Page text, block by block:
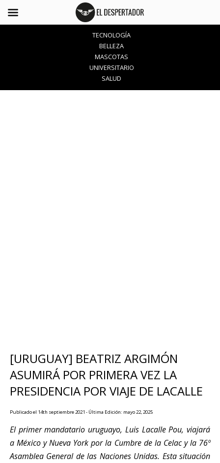
TECNOLOGÍA
BELLEZA
MASCOTAS
UNIVERSITARIO
SALUD
[URUGUAY] BEATRIZ ARGIMÓN
ASUMIRÁ POR PRIMERA VEZ LA
PRESIDENCIA POR VIAJE DE LACALLE
Publicado el 14th septiembre 2021 - Última Edición: mayo 22, 2025
El primer mandatario uruguayo, Luis Lacalle Pou, viajará
a México y Nueva York por la Cumbre de la Celac y la 76º
Asamblea General de las Naciones Unidas. Esta situación